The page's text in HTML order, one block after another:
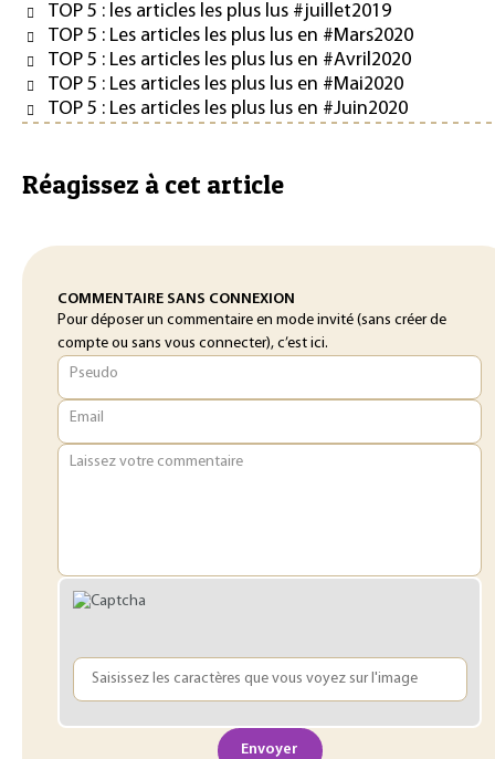
TOP 5 : les articles les plus lus #juillet2019
TOP 5 : Les articles les plus lus en #Mars2020
TOP 5 : Les articles les plus lus en #Avril2020
TOP 5 : Les articles les plus lus en #Mai2020
TOP 5 : Les articles les plus lus en #Juin2020
Réagissez à cet article
COMMENTAIRE SANS CONNEXION
Pour déposer un commentaire en mode invité (sans créer de
compte ou sans vous connecter), c’est ici.
Pseudo
Email
Laissez votre commentaire
Envoyer